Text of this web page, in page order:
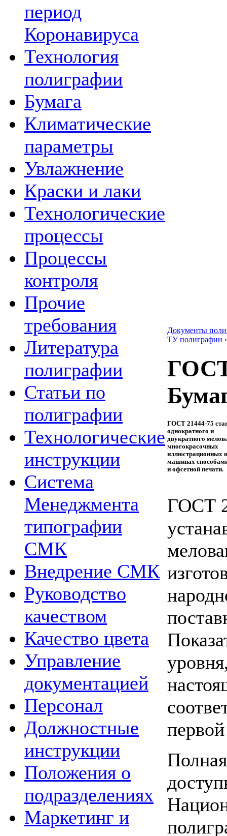
период
Коронавируса
Технология
полиграфии
Бумага
Климатические
параметры
Увлажнение
Краски и лаки
Технологические
процессы
Процессы
контроля
Прочие
требования
Литература
полиграфии
Статьи по
полиграфии
Технологические
инструкции
Система
Менеджмента
типографии
СМК
Внедрение СМК
Руководство
качеством
Качество цвета
Управление
документацией
Персонал
Должностные
инструкции
Положения о
подразделениях
Маркетинг и
Документы
ТУ полиграфии
ГОСТ
ГОСТ 21444-75
однократного и
двукратного
многокрасочных
иллюстрационных
машинах
и офсетной печати.
ГОСТ
первой